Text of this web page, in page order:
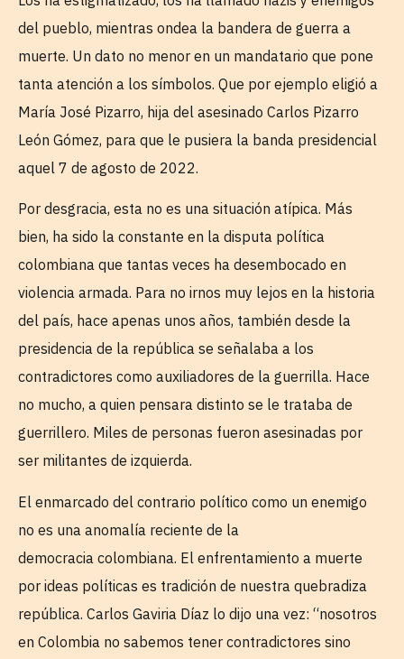
del pueblo, mientras ondea la bandera de guerra a
muerte. Un dato no menor en un mandatario que pone
tanta atención a los símbolos. Que por ejemplo eligió a
María José Pizarro, hija del asesinado Carlos Pizarro
León Gómez, para que le pusiera la banda presidencial
aquel 7 de agosto de 2022.
Por desgracia, esta no es una situación atípica. Más
bien, ha sido la constante en la disputa política
colombiana que tantas veces ha desembocado en
violencia armada. Para no irnos muy lejos en la historia
del país, hace apenas unos años, también desde la
presidencia de la república se señalaba a los
contradictores como auxiliadores de la guerrilla. Hace
no mucho, a quien pensara distinto se le trataba de
guerrillero. Miles de personas fueron asesinadas por
ser militantes de izquierda.
El enmarcado del contrario político como un enemigo
no es una anomalía reciente de la
democracia colombiana. El enfrentamiento a muerte
por ideas políticas es tradición de nuestra quebradiza
república. Carlos Gaviria Díaz lo dijo una vez: “nosotros
en Colombia no sabemos tener contradictores sino